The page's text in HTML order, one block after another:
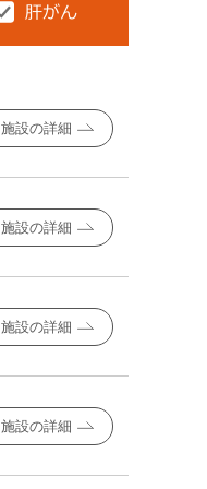
施設の詳細
施設の詳細
施設の詳細
施設の詳細